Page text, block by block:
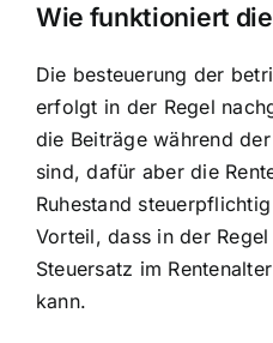
Wie funktioniert
Die besteuerung der
erfolgt in der Regel
die Beiträge während
sind, dafür aber die
Ruhestand
Vorteil, dass in der
Steuersatz im
kann.